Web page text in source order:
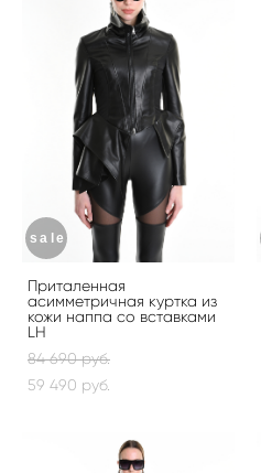
sale
Приталенная
асимметричная куртка из
кожи наппа со вставками
LH
84 690 pуб.
59 490 pуб.